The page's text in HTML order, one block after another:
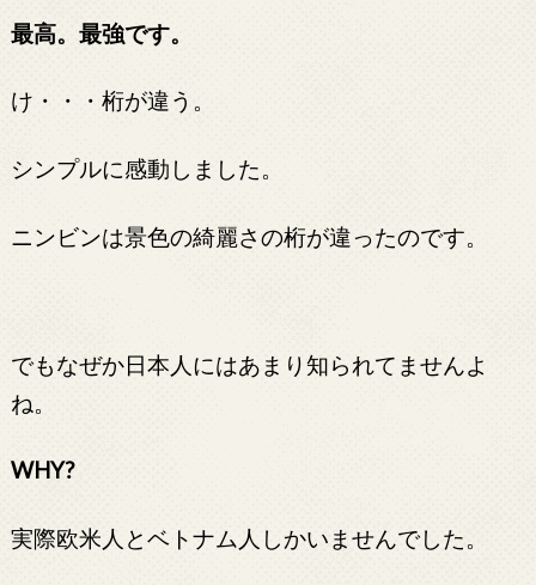
最高。最強です。
け・・・桁が違う。
シンプルに感動しました。
ニンビンは景色の綺麗さの桁が違ったのです。
でもなぜか日本人にはあまり知られてませんよ
ね。
WHY?
実際欧米人とベトナム人しかいませんでした。